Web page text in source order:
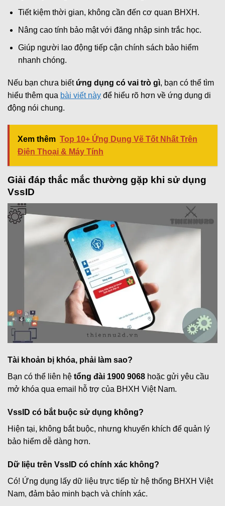
Tiết kiệm thời gian, không cần đến cơ quan BHXH.
Nâng cao tính bảo mật với đăng nhập sinh trắc học.
Giúp người lao động tiếp cận chính sách bảo hiểm
nhanh chóng.
Nếu bạn chưa biết ứng dụng có vai trò gì, bạn có thể tìm
hiểu thêm qua bài viết này để hiểu rõ hơn về ứng dụng di
động nói chung.
Xem thêm Top 10+ Ứng Dụng Vẽ Tốt Nhất Trên
Điện Thoại & Máy Tính
Giải đáp thắc mắc thường gặp khi sử dụng
VssID
Tài khoản bị khóa, phải làm sao?
Bạn có thể liên hệ tổng đài 1900 9068 hoặc gửi yêu cầu
mở khóa qua email hỗ trợ của BHXH Việt Nam.
VssID có bắt buộc sử dụng không?
Hiện tại, không bắt buộc, nhưng khuyến khích để quản lý
bảo hiểm dễ dàng hơn.
Dữ liệu trên VssID có chính xác không?
Có! Ứng dụng lấy dữ liệu trực tiếp từ hệ thống BHXH Việt
Nam, đảm bảo minh bạch và chính xác.